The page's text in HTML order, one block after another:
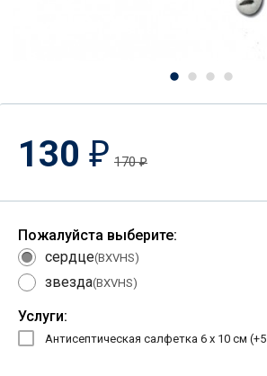
130 ₽ 170₽
Пожалуйста выберите:
сердце(BXVHS)
звезда(BXVHS)
Услуги:
Антисептическая салфетка 6 х 10 см (+5